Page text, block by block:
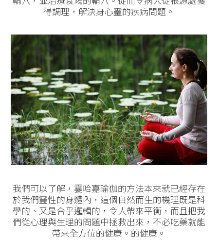
得調理，解決身心靈的疾病問題。
我們可以了解，霎哈嘉瑜伽的方法本來就已經存在
於我們靈性的身體內，這個自然而生的機理既是科
學的、又是合乎邏輯的，令人帶來平衡，而且把我
們從心理與生理的問題中拯救出來，不必吃藥就能
帶來全方位的健康。的健康。